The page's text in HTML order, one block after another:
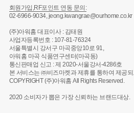
회원가입,RF포인트 연동 문의:
02-6966-9034, jeong.kwangrae@ourhome.co.kr
(주)아워홈 대표이사 : 김태원
사업자등록번호 : 107-81-76324
서울특별시 강서구 마곡중앙10로 91,
아워홈 마곡 식품연구센터(마곡동)
통신판매업 신고 : 제 2020-서울강서-4286호
본 서비스는 ㈜비즈마켓과 제휴를 통하여 제공
COPYRIGHT (주)아워홈 All Rights Reserved.
2020 소비자가 뽑은 가장 신뢰하는 브랜드대상.